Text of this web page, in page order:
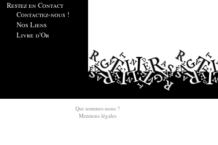
Restez en Contact
Contactez-nous !
Nos Liens
Livre d'Or
Qui sommes-nous ?
Mentions légales